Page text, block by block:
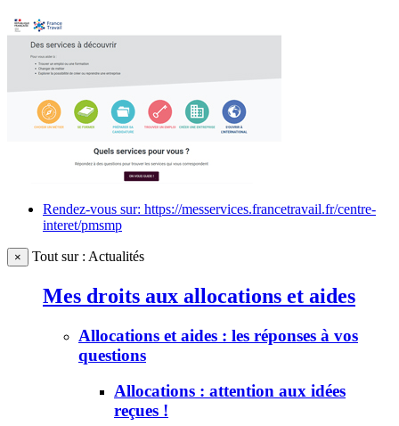
Rendez-vous sur: https://messervices.francetravail.fr/centre-
interet/pmsmp
× Tout sur : Actualités
Mes droits aux allocations et aides
Allocations et aides : les réponses à vos
questions
Allocations : attention aux idées
reçues !